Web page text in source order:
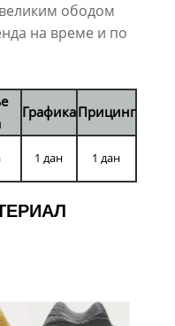
ободом
на време и по
ГрафикаПрицинг
1 дан 1 дан